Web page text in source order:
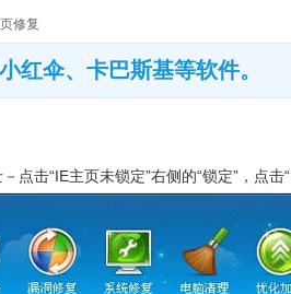
修复
红伞、卡巴斯基等软件。
点击“IE主页未锁定”右侧的“锁定”，点击